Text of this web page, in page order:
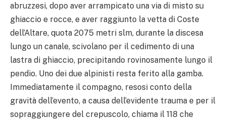
abruzzesi, dopo aver arrampicato una via di misto su
ghiaccio e rocce, e aver raggiunto la vetta di Coste
dell’Altare, quota 2075 metri slm, durante la discesa
lungo un canale, scivolano per il cedimento di una
lastra di ghiaccio, precipitando rovinosamente lungo il
pendio. Uno dei due alpinisti resta ferito alla gamba.
Immediatamente il compagno, resosi conto della
gravità dell’evento, a causa dell’evidente trauma e per il
sopraggiungere del crepuscolo, chiama il 118 che